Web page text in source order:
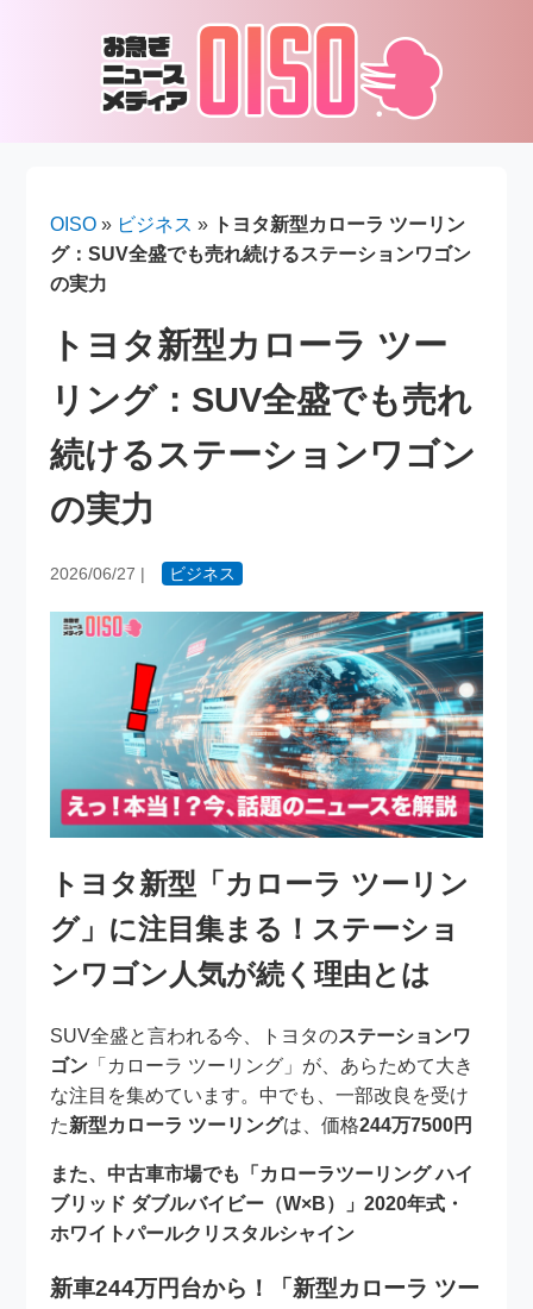
OISO » ビジネス »
トヨタ新型カローラ ツーリン
グ：SUV全盛でも売れ続けるステーションワゴン
の実力
トヨタ新型カローラ ツー
リング：SUV全盛でも売れ
続けるステーションワゴン
の実力
2026/06/27 | ビジネス
トヨタ新型「カローラ ツーリン
グ」に注目集まる！ステーショ
ンワゴン人気が続く理由とは
SUV全盛と言われる今、トヨタのステーションワ
ゴン 「カローラ ツーリング」が、あらためて大き
な注目を集めています。中でも、一部改良を受け
た新型カローラ ツーリングは、価格244万7500円
また、中古車市場でも
「カローラツーリング ハイ
ブリッド ダブルバイビー（W×B）」2020年式・
ホワイトパールクリスタルシャイン
新車244万円台から！「新型カローラ ツー